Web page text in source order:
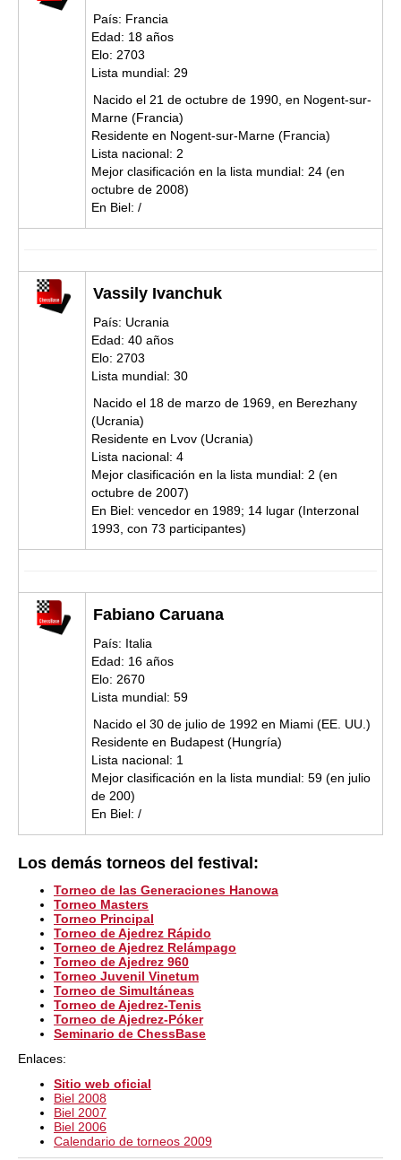
País: Francia
Edad: 18 años
Elo: 2703
Lista mundial: 29
Nacido el 21 de octubre de 1990, en Nogent-sur-
Marne (Francia)
Residente en Nogent-sur-Marne (Francia)
Lista nacional: 2
Mejor clasificación en la lista mundial: 24 (en
octubre de 2008)
En Biel: /
Vassily Ivanchuk
País: Ucrania
Edad: 40 años
Elo: 2703
Lista mundial: 30
Nacido el 18 de marzo de 1969, en Berezhany
(Ucrania)
Residente en Lvov (Ucrania)
Lista nacional: 4
Mejor clasificación en la lista mundial: 2 (en
octubre de 2007)
En Biel: vencedor en 1989; 14 lugar (Interzonal
1993, con 73 participantes)
Fabiano Caruana
País: Italia
Edad: 16 años
Elo: 2670
Lista mundial: 59
Nacido el 30 de julio de 1992 en Miami (EE. UU.)
Residente en Budapest (Hungría)
Lista nacional: 1
Mejor clasificación en la lista mundial: 59 (en julio
de 200)
En Biel: /
Los demás torneos del festival:
Torneo de las Generaciones Hanowa
Torneo Masters
Torneo Principal
Torneo de Ajedrez Rápido
Torneo de Ajedrez Relámpago
Torneo de Ajedrez 960
Torneo Juvenil Vinetum
Torneo de Simultáneas
Torneo de Ajedrez-Tenis
Torneo de Ajedrez-Póker
Seminario de ChessBase
Enlaces:
Sitio web oficial
Biel 2008
Biel 2007
Biel 2006
Calendario de torneos 2009